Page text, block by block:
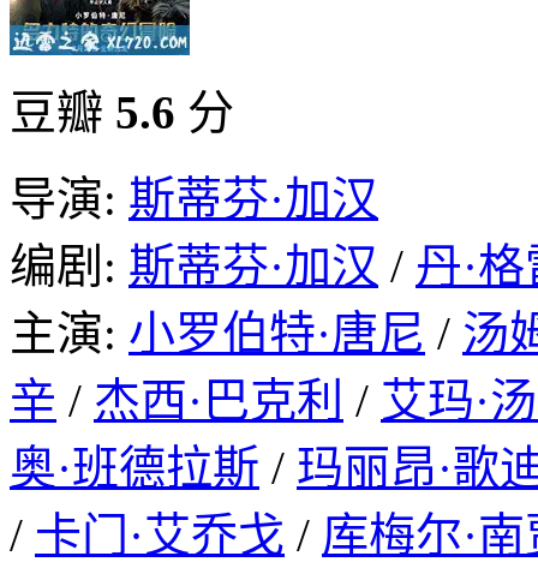
豆瓣 5.6 分
导演: 斯蒂芬·加汉
编剧: 斯蒂芬·加汉 / 丹·
主演: 小罗伯特·唐尼 / 汤
辛 / 杰西·巴克利 / 艾玛·
奥·班德拉斯 / 玛丽昂·歌
/ 卡门·艾乔戈 / 库梅尔·